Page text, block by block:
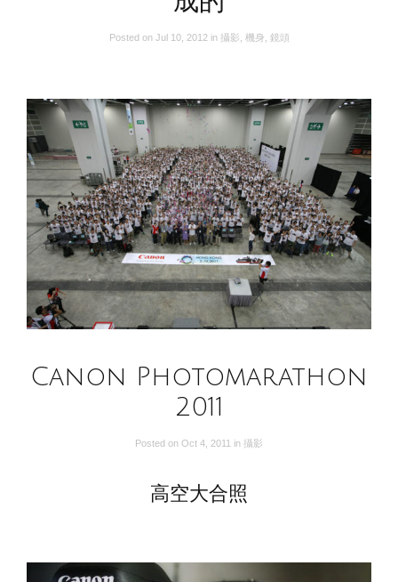
Posted on Jul 10, 2012 in 攝影 機身 鏡頭
Canon Photomarathon
2011
Posted on Oct 4, 2011 in 攝影
高空大合照